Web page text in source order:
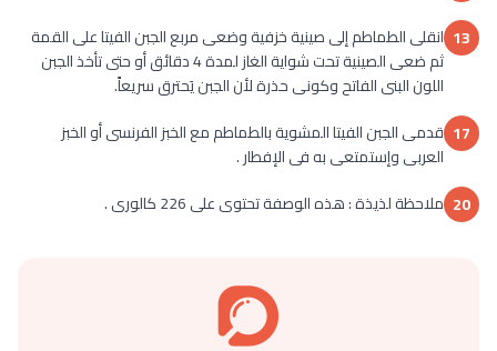
13 انقلى الطماطم إلى صينية خزفية وضعى مربع الجبن الفيتا على القمة
ثم ضعى الصينية تحت شواية الغاز لمدة 4 دقائق أو حتى تأخذ الجبن
اللون البنى الفاتح وكونى حذرة لأن الجبن يَحترق سريعاً.
17 قدمى الجبن الفيتا المشوية بالطماطم مع الخبز الفرنسى أو الخبز
العربى وإستمتعى به فى الإفطار .
20 ملاحظة لذيذة : هذه الوصفة تحتوى على 226 كالورى .